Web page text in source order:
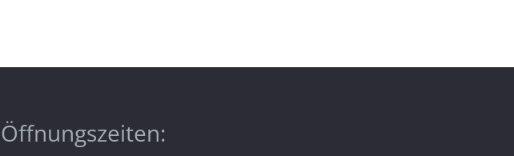
Öffnungszeiten: